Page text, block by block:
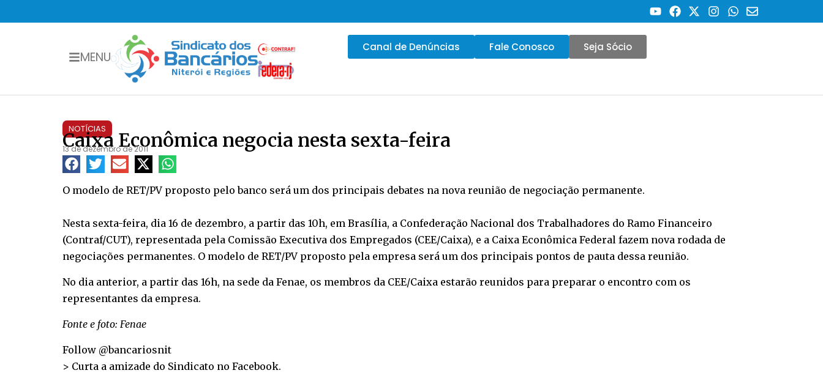
MENU
Canal de Denúncias Fale Conosco Seja Sócio
NOTÍCIAS
Caixa Econômica negocia nesta sexta-feira
13 de dezembro de 2011
O modelo de RET/PV proposto pelo banco será um dos principais debates na nova reunião de negociação permanente.
Nesta sexta-feira, dia 16 de dezembro, a partir das 10h, em Brasília, a Confederação Nacional dos Trabalhadores do Ramo Financeiro
(Contraf/CUT), representada pela Comissão Executiva dos Empregados (CEE/Caixa), e a Caixa Econômica Federal fazem nova rodada de
negociações permanentes. O modelo de RET/PV proposto pela empresa será um dos principais pontos de pauta dessa reunião.
No dia anterior, a partir das 16h, na sede da Fenae, os membros da CEE/Caixa estarão reunidos para preparar o encontro com os
representantes da empresa.
Fonte e foto: Fenae
Follow @bancariosnit
> Curta a amizade do Sindicato no Facebook.